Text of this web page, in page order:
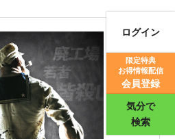
映画記事
映画評価
ログイン
限定特典
お得情報配信
会員登録
気分で
検索